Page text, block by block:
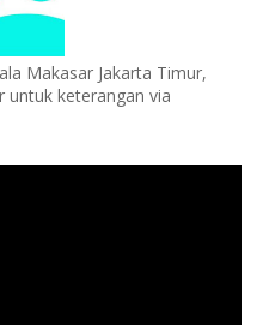
Makasar Jakarta Timur,
untuk keterangan via